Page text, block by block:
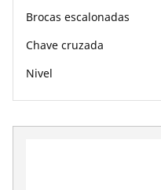
Brocas escalonadas
Chave cruzada
Nivel